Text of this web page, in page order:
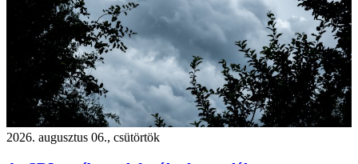
2026. augusztus 06., csütörtök